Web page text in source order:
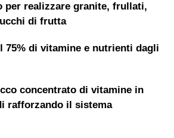
per realizzare granite, frullati,
di frutta
75% di vitamine e nutrienti dagli
concentrato di vitamine in
rafforzando il sistema